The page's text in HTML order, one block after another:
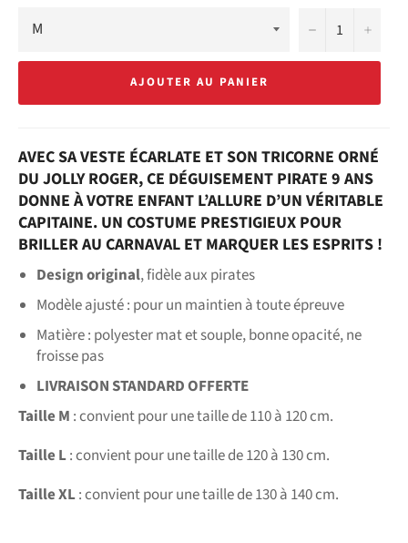
− +
AJOUTER AU PANIER
AVEC SA VESTE ÉCARLATE ET SON TRICORNE ORNÉ
DU JOLLY ROGER, CE DÉGUISEMENT PIRATE 9 ANS
DONNE À VOTRE ENFANT L’ALLURE D’UN VÉRITABLE
CAPITAINE. UN COSTUME PRESTIGIEUX POUR
BRILLER AU CARNAVAL ET MARQUER LES ESPRITS !
Design original, fidèle aux pirates
Modèle ajusté: pour un maintien à toute épreuve
Matière : polyester mat et souple, bonne opacité, ne
froisse pas
LIVRAISON STANDARD OFFERTE
Taille M : convient pour une taille de 110 à 120 cm.
Taille L: convient pour une taille de 120 à 130 cm.
Taille XL: convient pour une taille de 130 à 140 cm.